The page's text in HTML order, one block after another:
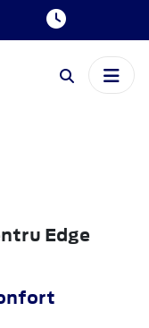
Edge